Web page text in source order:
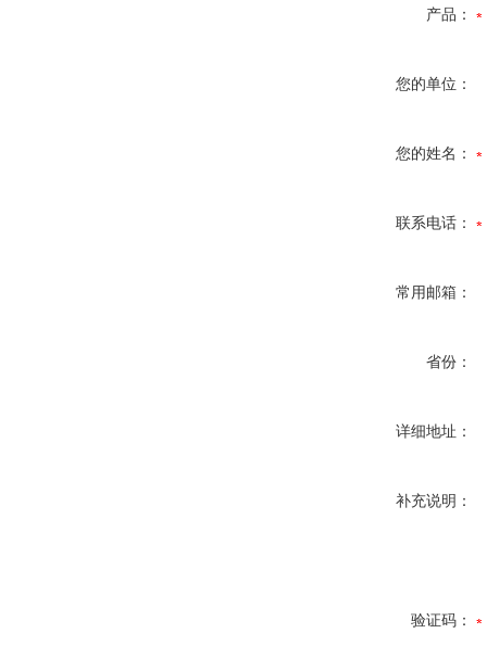
产品：
您的单位：
您的姓名：
联系电话：
常用邮箱：
省份：
详细地址：
补充说明：
验证码：